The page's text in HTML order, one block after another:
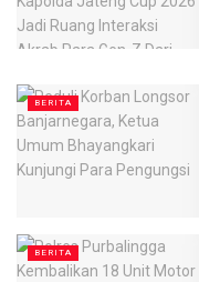
BERITA
BERITA